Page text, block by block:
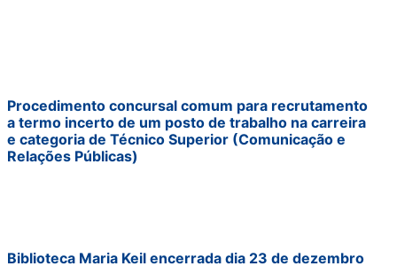
Procedimento concursal comum para recrutamento
a termo incerto de um posto de trabalho na carreira
e categoria de Técnico Superior (Comunicação e
Relações Públicas)
Biblioteca Maria Keil encerrada dia 23 de dezembro